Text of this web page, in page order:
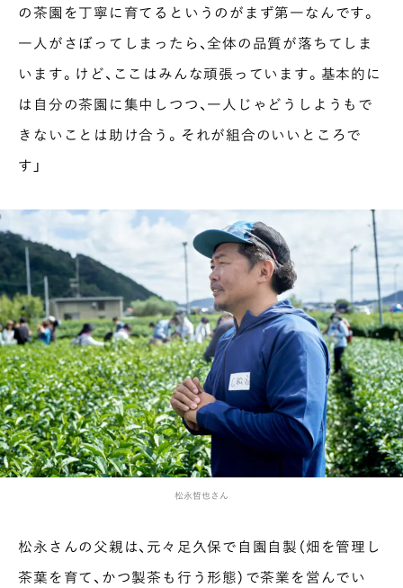
の茶園を丁寧に育てるというのがまず第一なんです。
一人がさぼってしまったら、全体の品質が落ちてしま
います。けど、ここはみんな頑張っています。基本的に
は自分の茶園に集中しつつ、一人じゃどうしようもで
きないことは助け合う。それが組合のいいところで
す」
松永哲也さん
松永さんの父親は、元々足久保で自園自製（畑を管理し
茶葉を育て、かつ製茶も行う形態）で茶業を営んでい